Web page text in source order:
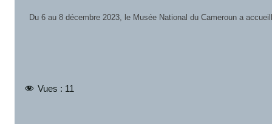
Du 6 au 8 décembre 2023, le Musée National du Cameroun a
Vues : 11